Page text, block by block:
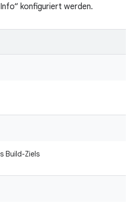
konfiguriert werden.
Build-Ziels